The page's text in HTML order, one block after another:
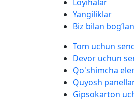
Loyihalar
Yangiliklar
Biz bilan
Tom uchun
Devor uchun
Qo'shimcha
Quyosh
Gipsokarton